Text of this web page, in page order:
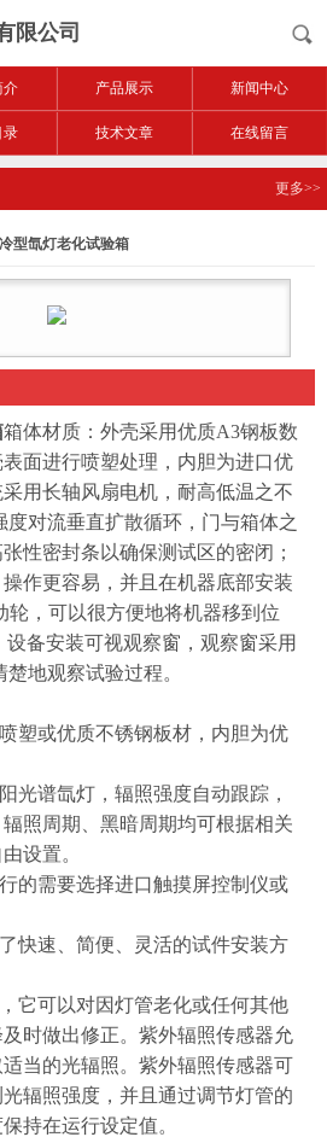
限公司
介 产品展示 新闻中心
录 技术文章 在线留言
更多>>
型氙灯老化试验箱
箱体材质：外壳采用优质A3钢板数
面进行喷塑处理，内胆为进口优
用长轴风扇电机，耐高低温之不
对流垂直扩散循环，门与箱体之
性密封条以确保测试区的密闭；
作更容易，并且在机器底部安装
轮，可以很方便地将机器移到位
备安装可视观察窗，观察窗采用
地观察试验过程。
塑或优质不锈钢板材，内胆为优
光谱氙灯，辐照强度自动跟踪，
照周期、黑暗周期均可根据相关
设置。
的需要选择进口触摸屏控制仪或
快速、简便、灵活的试件安装方
它可以对因灯管老化或任何其他
时做出修正。紫外辐照传感器允
当的光辐照。紫外辐照传感器可
辐照强度，并且通过调节灯管的
持在运行设定值。